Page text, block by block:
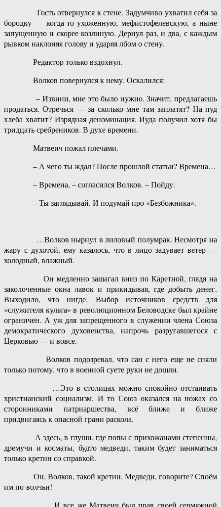
Гость отвернулся к стене. Задумчиво ухватил себя за
бородку — когда-то ухоженную, мефистофелевскую, а ныне
запущенную и скорее козлиную. Дернул раз, и два, с каждым
рывком наклоняя голову и ударяя лбом о стену.
Редактор только вздохнул.
Волков повернулся к нему. Оскалился:
– Извини, мне это было нужно. Значит, предлагаешь
продаться. Отречься — за сколько мне там заплатят? На пуд
хлеба хватит? Изрядная деноминация. Иуда получил хотя бы
тридцать сребреников. В духе времени.
Матвеич пожал плечами.
– А чего ты ждал? После прошлой статьи? Времена…
– Времена, – согласился Волков. – Пойду.
– Ты заглядывай. И подумай про «Безбожника».
…Волков нырнул в лиловый полумрак. Несмотря на
жару с духотой, ему казалось, что в лицо задувает ветер —
холодный, влажный.
Он медленно зашагал вниз по Каретной, глядя на
заколоченные окна лавок и прикидывая, где добыть денег.
Выходило, что нигде. Выбор источников средств для
«служителя культа» в революционном Беловодске был крайне
ограничен. А уж для запрещенного в служении члена Союза
демократического духовенства, напрочь разругавшегося с
Церковью — и вовсе.
Волков подозревал, что сан с него еще не сняли
только потому, что в военной суете руки не дошли.
…Это в столицах можно спокойно отстаивать
христианский социализм. И то Союз оказался на ножах со
сторонниками патриаршества, всё ближе и ближе
придвигаясь к опасной грани раскола.
А здесь, в глуши, где попы с прихожанами степенны,
дремучи и косматы, будто медведи, таким будет заниматься
только кретин со справкой.
Он, Волков, такой кретин. Медведи, говорите? Споём
им по-волчьи!